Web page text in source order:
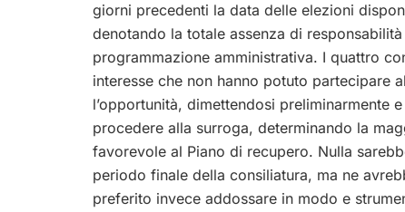
giorni precedenti la data delle elezioni
denotando la totale assenza di
programmazione amministrativa. I quattro
interesse che non hanno potuto partecipare
l’opportunità, dimettendosi preliminarmente
procedere alla surroga, determinando la
favorevole al Piano di recupero. Nulla
periodo finale della consiliatura, ma ne
preferito invece addossare in modo e